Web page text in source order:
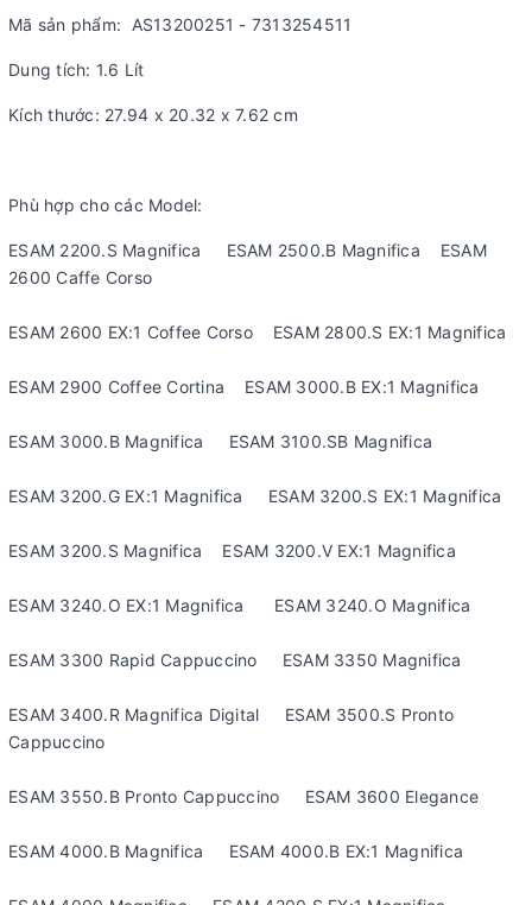
Mã sản phẩm: AS13200251 - 7313254511
Dung tích: 1.6 Lít
Kích thước: 27.94 x 20.32 x 7.62 cm
Phù hợp cho các Model:
ESAM 2200.S Magnifica ESAM 2500.B Magnifica ESAM
2600 Caffe Corso
ESAM 2600 EX:1 Coffee Corso ESAM 2800.S EX:1 Magnifica
ESAM 2900 Coffee Cortina ESAM 3000.B EX:1 Magnifica
ESAM 3000.B Magnifica ESAM 3100.SB Magnifica
ESAM 3200.G EX:1 Magnifica ESAM 3200.S EX:1 Magnifica
ESAM 3200.S Magnifica ESAM 3200.V EX:1 Magnifica
ESAM 3240.O EX:1 Magnifica ESAM 3240.O Magnifica
ESAM 3300 Rapid Cappuccino ESAM 3350 Magnifica
ESAM 3400.R Magnifica Digital ESAM 3500.S Pronto
Cappuccino
ESAM 3550.B Pronto Cappuccino ESAM 3600 Elegance
ESAM 4000.B Magnifica ESAM 4000.B EX:1 Magnifica